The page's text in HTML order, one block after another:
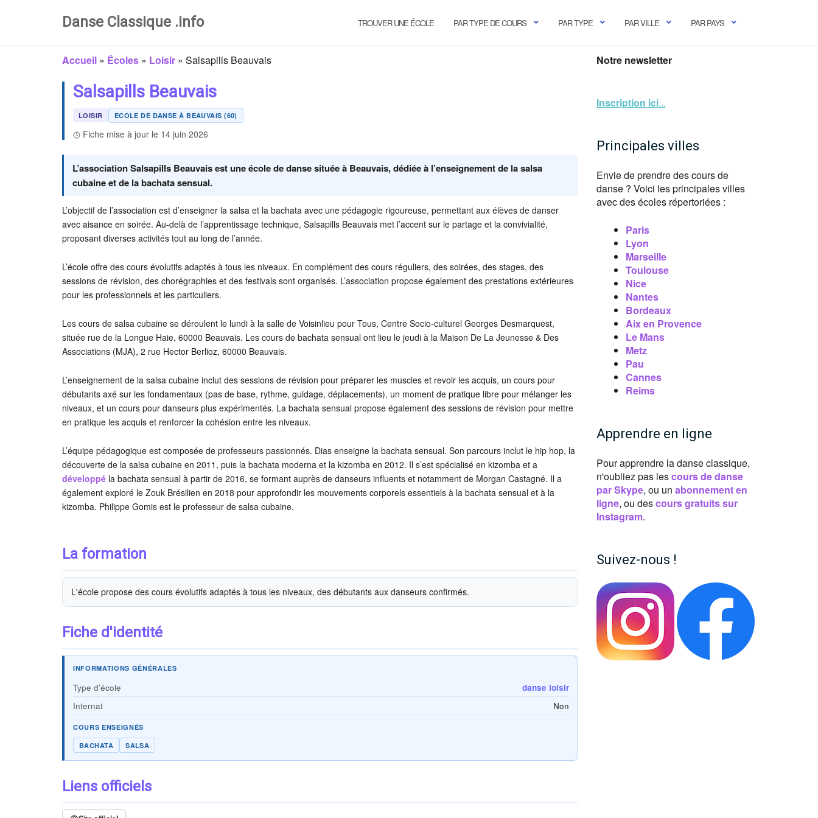
Danse Classique .info TROUVER UNE ÉCOLE PAR TYPE DE COURS PAR TYPE PAR VILLE PAR PAYS
Accueil » Écoles » Loisir » Salsapills Beauvais
Salsapills Beauvais
LOISIR ECOLE DE DANSE À BEAUVAIS (60)
Fiche mise à jour le 14 juin 2026
L’association Salsapills Beauvais est une école de danse située à Beauvais, dédiée à l’enseignement de la salsa
cubaine et de la bachata sensual.
L’objectif de l’association est d’enseigner la salsa et la bachata avec une pédagogie rigoureuse, permettant aux élèves de danser
avec aisance en soirée. Au-delà de l’apprentissage technique, Salsapills Beauvais met l’accent sur le partage et la convivialité,
proposant diverses activités tout au long de l’année.
L’école offre des cours évolutifs adaptés à tous les niveaux. En complément des cours réguliers, des soirées, des stages, des
sessions de révision, des chorégraphies et des festivals sont organisés. L’association propose également des prestations extérieures
pour les professionnels et les particuliers.
Les cours de salsa cubaine se déroulent le lundi à la salle de Voisinlieu pour Tous, Centre Socio-culturel Georges Desmarquest,
située rue de la Longue Haie, 60000 Beauvais. Les cours de bachata sensual ont lieu le jeudi à la Maison De La Jeunesse & Des
Associations (MJA), 2 rue Hector Berlioz, 60000 Beauvais.
L’enseignement de la salsa cubaine inclut des sessions de révision pour préparer les muscles et revoir les acquis, un cours pour
débutants axé sur les fondamentaux (pas de base, rythme, guidage, déplacements), un moment de pratique libre pour mélanger les
niveaux, et un cours pour danseurs plus expérimentés. La bachata sensual propose également des sessions de révision pour mettre
en pratique les acquis et renforcer la cohésion entre les niveaux.
L’équipe pédagogique est composée de professeurs passionnés. Dias enseigne la bachata sensual. Son parcours inclut le hip hop, la
découverte de la salsa cubaine en 2011, puis la bachata moderna et la kizomba en 2012. Il s’est spécialisé en kizomba et a
développé la bachata sensual à partir de 2016, se formant auprès de danseurs influents et notamment de Morgan Castagné. Il a
également exploré le Zouk Brésilien en 2018 pour approfondir les mouvements corporels essentiels à la bachata sensual et à la
kizomba. Philippe Gomis est le professeur de salsa cubaine.
La formation
L'école propose des cours évolutifs adaptés à tous les niveaux, des débutants aux danseurs confirmés.
Fiche d'identité
INFORMATIONS GÉNÉRALES
Type d'école
danse loisir
Internat
Non
COURS ENSEIGNÉS
BACHATA
SALSA
Liens officiels
Notre newsletter
Inscription ici...
Principales villes
Envie de prendre des cours de
danse ? Voici les principales villes
avec des écoles répertoriées :
Paris
Lyon
Marseille
Toulouse
Nice
Nantes
Bordeaux
Aix en Provence
Le Mans
Metz
Pau
Cannes
Reims
Apprendre en ligne
Pour apprendre la danse classique,
n'oubliez pas lescours de danse
par Skype, ou un abonnement en
ligne, ou descours gratuits sur
Instagram.
Suivez-nous !